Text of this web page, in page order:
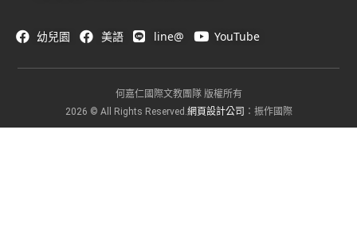
幼兒園 美語 line@ YouTube
何嘉仁國際文教團隊 版權所有
2026 © All Rights Reserved. 網頁設計公司 ：振作國際